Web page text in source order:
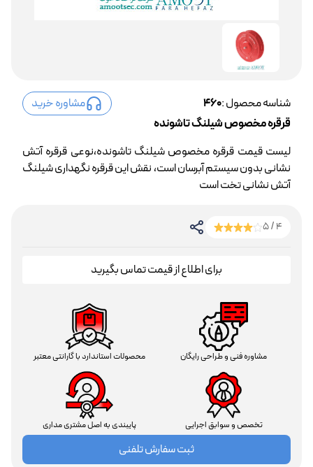
شناسه محصول :460
مشاوره خرید
قرقره مخصوص شیلنگ تاشونده
لیست قیمت قرقره مخصوص شیلنگ تاشونده،نوعی قرقره آتش
نشانی بدون سیستم آبرسان است، نقش این قرقره نگهداری شیلنگ
آتش نشانی تخت است
4 / 5
برای اطلاع از قیمت تماس بگیرید
مشاوره فنی و طراحی رایگان محصولات استاندارد با گارانتی معتبر
تخصص و سوابق اجرایی پایبندی به اصل مشتری مداری
ثبت سفارش تلفنی